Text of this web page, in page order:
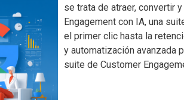
se trata de atraer, convertir
Engagement con IA, una
el primer clic hasta la
y automatización avanzada
suite de Customer